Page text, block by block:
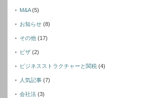
M&A(5)
お知らせ (8)
その他 (17)
ビザ (2)
ビジネスストラクチャーと関税 (4)
人気記事 (7)
会社法 (3)